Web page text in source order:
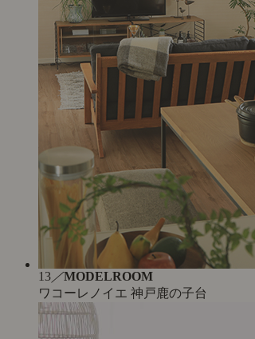
13／MODELROOM
ワコーレノイエ 神戸鹿の子台